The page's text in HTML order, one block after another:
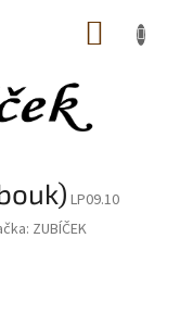
LP09.10
ZUBÍČEK